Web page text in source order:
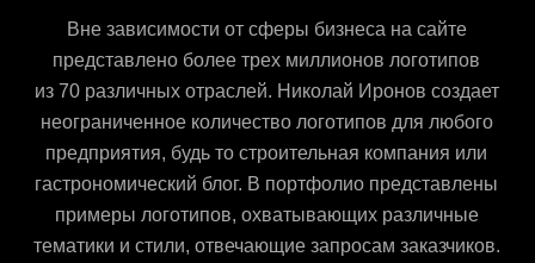
Вне зависимости от сферы бизнеса на сайте
представлено более трех миллионов логотипов
из 70 различных отраслей. Николай Иронов создает
неограниченное количество логотипов для любого
предприятия, будь то строительная компания или
гастрономический блог. В портфолио представлены
примеры логотипов, охватывающих различные
тематики и стили, отвечающие запросам заказчиков.